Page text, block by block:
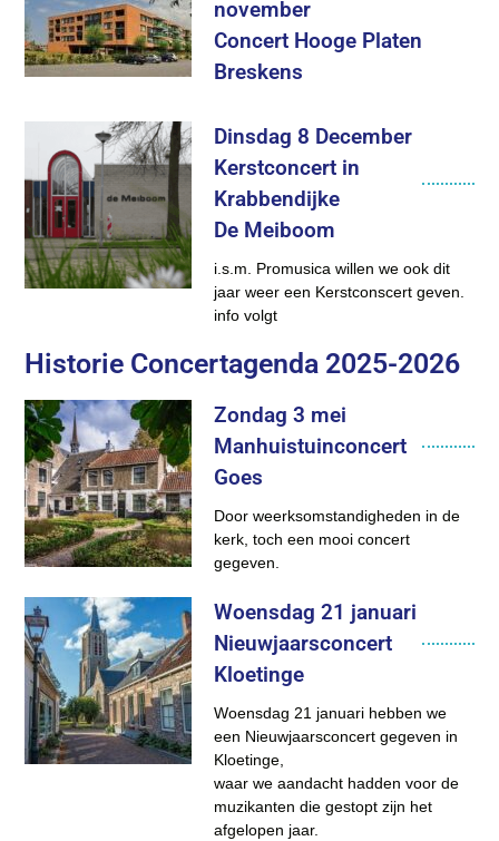
november
Concert Hooge Platen
Breskens
Dinsdag 8 December
Kerstconcert in
Krabbendijke
De Meiboom
i.s.m. Promusica willen we ook dit
jaar weer een Kerstconscert geven.
info volgt
Historie Concertagenda 2025-2026
Zondag 3 mei
Manhuistuinconcert
Goes
Door weerksomstandigheden in de
kerk, toch een mooi concert
gegeven.
Woensdag 21 januari
Nieuwjaarsconcert
Kloetinge
Woensdag 21 januari hebben we
een Nieuwjaarsconcert gegeven in
Kloetinge,
waar we aandacht hadden voor de
muzikanten die gestopt zijn het
afgelopen jaar.